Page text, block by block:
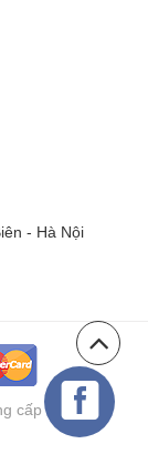
- Hà Nội
cấp bởi